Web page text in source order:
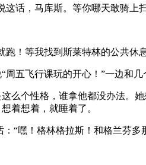
话，马库斯。等你哪天敢骑上
！等我找到斯莱特林的公共休
五飞行课玩的开心！”一边和几
么个性格，谁拿他都没办法。
着想着，就睡着了。
“嘿！格林格拉斯！和格兰芬多